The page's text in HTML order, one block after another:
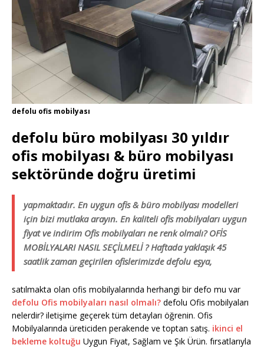
defolu ofis mobilyası
defolu büro mobilyası 30 yıldır
ofis mobilyası & büro mobilyası
sektöründe doğru üretimi
yapmaktadır. En uygun ofis & büro mobilyası modelleri
için bizi mutlaka arayın. En kaliteli ofis mobilyaları uygun
fiyat ve indirim Ofis mobilyaları ne renk olmalı? OFİS
MOBİLYALARI NASIL SEÇİLMELİ ? Haftada yaklaşık 45
saatlik zaman geçirilen ofislerimizde defolu eşya,
satılmakta olan ofis mobilyalarında herhangi bir defo mu var
defolu Ofis mobilyaları nasıl olmalı? defolu Ofis mobilyaları
nelerdir? iletişime geçerek tüm detayları öğrenin. Ofis
Mobilyalarında üreticiden perakende ve toptan satış. ikinci el
bekleme koltuğu Uygun Fiyat, Sağlam ve Şık Ürün. fırsatlarıyla